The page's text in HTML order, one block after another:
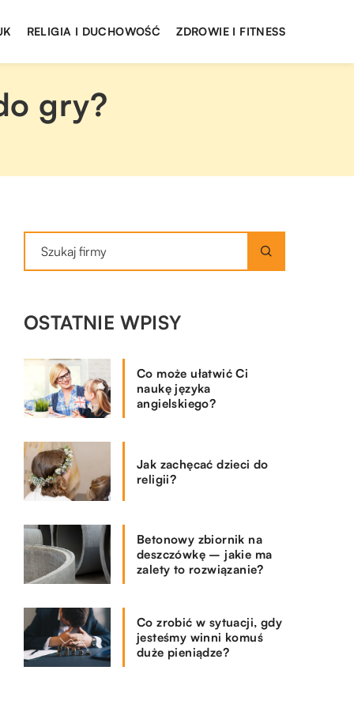
RELIGIA I DUCHOWOŚĆ ZDROWIE I FITNESS
gry?
OSTATNIE WPISY
Co może ułatwić Ci
naukę języka
angielskiego?
Jak zachęcać dzieci do
religii?
Betonowy zbiornik na
deszczówkę – jakie ma
zalety to rozwiązanie?
Co zrobić w sytuacji, gdy
jesteśmy winni komuś
duże pieniądze?